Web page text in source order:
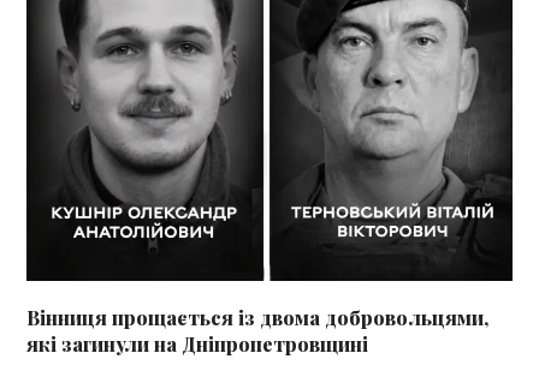
Вінниця прощається із двома добровольцями,
які загинули на Дніпропетровщині